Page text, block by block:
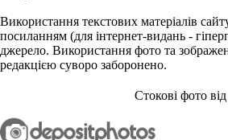
Використання текстових матеріалів
посиланням (для інтернет-видань -
джерело. Використання фото та
редакцією суворо заборонено.
Стокові фото від